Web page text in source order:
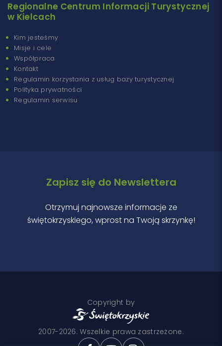
Regionalne Centrum Informacji Turystycznej
w Kielcach
Kim jesteśmy
Misje i cele
Współpraca
Kontakt
Regulamin korzystania z usług bazy turystycznej
Polityka prywatności
Regulamin serwisu
Zapisz się do Newslettera
Otrzymuj najnowsze informacje ze
świętokrzyskiego, wprost na Twoją skrzynkę!
Copyright by
2007-2026. Wszelkie prawa zastrzeżone.